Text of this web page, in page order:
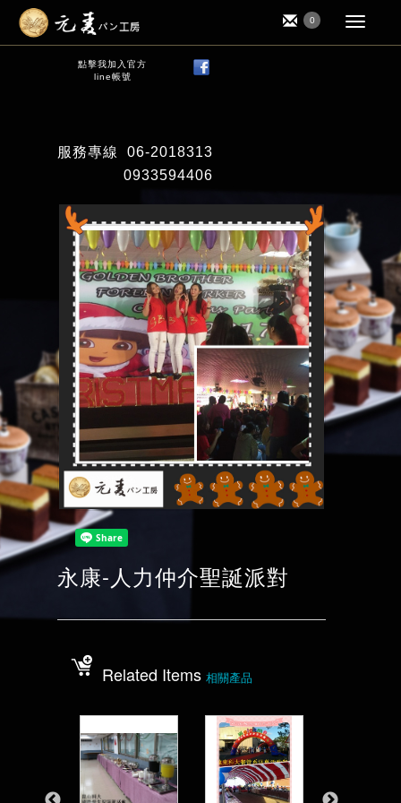
0
點擊我加入官方
line帳號
服務專線
06-2018313
0933594406
永康-人力仲介聖誕派對
Related Items 相關產品